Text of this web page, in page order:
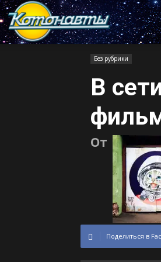
Котонавты
Без рубрики
В
От
Поделиться в